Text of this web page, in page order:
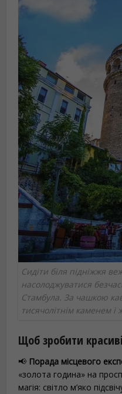
Сидіти біля підніжжя
насолоджуватися
Стамбула. За чашкою
тисячолітнім каменем і
Щоб зробити
📢 Порада місцевого
«золота година» на
магія: світло м’яко